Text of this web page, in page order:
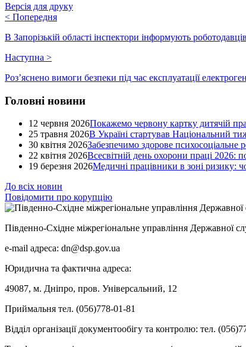
Версія для друку
< Попередня
В Запорізькій області інспектори інформують
Наступна >
Роз’яснено вимоги безпеки під час експлуатації
Головні новини
12 червня 2026Покажемо червону картку дитячій
25 травня 2026В Україні стартував Національний
30 квітня 2026Забезпечимо здорове психосоціальне
22 квітня 2026Всесвітній день охорони праці 2026:
19 березня 2026Медичні працівники в зоні ризику:
До всіх новин
Повідомити про корупцію
Південно-Східне міжрегіональне управління Державної
e-mail адреса: dn@dsp.gov.ua
Юридична та фактична адреса:
49087, м. Дніпро, пров. Універсальний, 12
Приймальня тел. (056)778-01-81
Відділ організації документообігу та контролю: тел.